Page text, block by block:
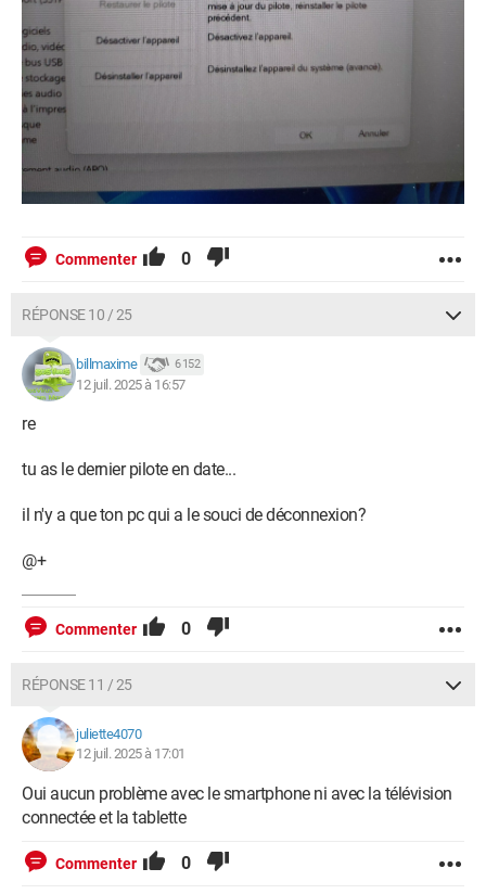
Commenter 0
RÉPONSE 10 / 25
billmaxime 6 152
12 juil. 2025 à 16:57
re
tu as le dernier pilote en date...
il n'y a que ton pc qui a le souci de déconnexion?
@+
Commenter 0
RÉPONSE 11 / 25
juliette4070
12 juil. 2025 à 17:01
Oui aucun problème avec le smartphone ni avec la télévision
connectée et la tablette
Commenter 0